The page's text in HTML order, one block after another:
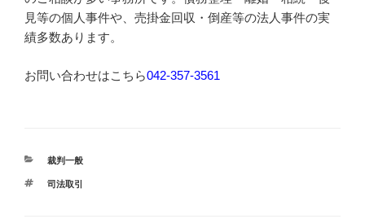
見等の個人事件や、売掛金回収・倒産等の法人事件の実
績多数あります。
お問い合わせはこちら042-357-3561
カ
ゴ
裁判一般
タ
司法取引